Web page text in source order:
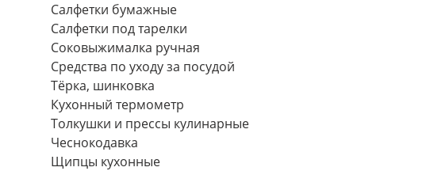
Салфетки бумажные
Салфетки под тарелки
Соковыжималка ручная
Средства по уходу за посудой
Тëрка, шинковка
Кухонный термометр
Толкушки и прессы кулинарные
Чеснокодавка
Щипцы кухонные